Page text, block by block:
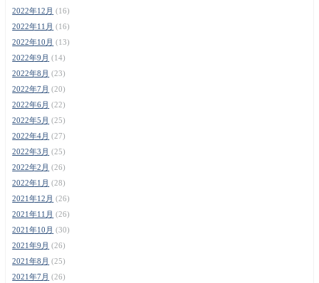
2022年12月 (16)
2022年11月 (16)
2022年10月 (13)
2022年9月 (14)
2022年8月 (23)
2022年7月 (20)
2022年6月 (22)
2022年5月 (25)
2022年4月 (27)
2022年3月 (25)
2022年2月 (26)
2022年1月 (28)
2021年12月 (26)
2021年11月 (26)
2021年10月 (30)
2021年9月 (26)
2021年8月 (25)
2021年7月 (26)